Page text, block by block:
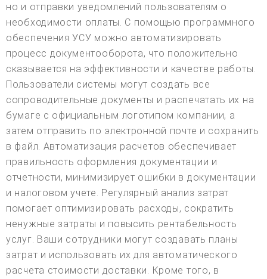
но и отправки уведомлений пользователям о
необходимости оплаты. С помощью программного
обеспечения УСУ можно автоматизировать
процесс документооборота, что положительно
сказывается на эффективности и качестве работы.
Пользователи системы могут создать все
сопроводительные документы и распечатать их на
бумаге с официальным логотипом компании, а
затем отправить по электронной почте и сохранить
в файл. Автоматизация расчетов обеспечивает
правильность оформления документации и
отчетности, минимизирует ошибки в документации
и налоговом учете. Регулярный анализ затрат
помогает оптимизировать расходы, сократить
ненужные затраты и повысить рентабельность
услуг. Ваши сотрудники могут создавать планы
затрат и использовать их для автоматического
расчета стоимости доставки. Кроме того, в